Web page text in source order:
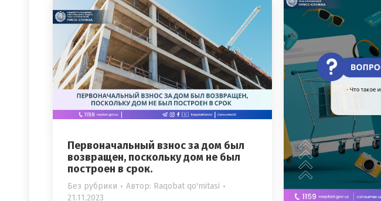
Первоначальный взнос за дом был
возвращен, поскольку дом не был
построен в срок.
Без рубрики Автор: Raqobat qo'mitasi
21.11.2023